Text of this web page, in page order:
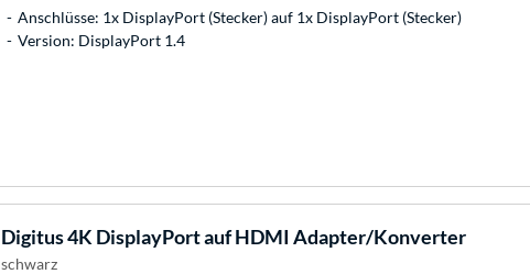
Anschlüsse: 1x DisplayPort (Stecker) auf 1x DisplayPort (Stecker)
Version: DisplayPort 1.4
Digitus4K DisplayPort auf HDMI Adapter/Konverter
schwarz